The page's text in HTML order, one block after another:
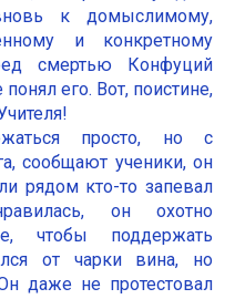
к домыслимому,
и конкретному
смертью Конфуций
его. Вот, поистине,
просто, но с
сообщают ученики, он
рядом кто-то запевал
он охотно
чтобы поддержать
от чарки вина, но
даже не протестовал